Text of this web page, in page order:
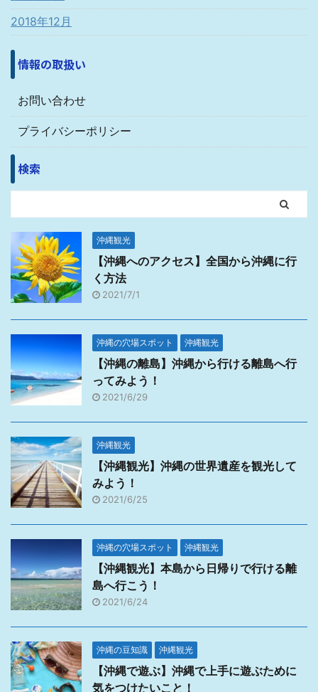
2018年12月
情報の取扱い
お問い合わせ
プライバシーポリシー
検索
沖縄観光
【沖縄へのアクセス】全国から沖縄に行
く方法
2021/7/1
沖縄の穴場スポット 沖縄観光
【沖縄の離島】沖縄から行ける離島へ行
ってみよう！
2021/6/29
沖縄観光
【沖縄観光】沖縄の世界遺産を観光して
みよう！
2021/6/25
沖縄の穴場スポット 沖縄観光
【沖縄観光】本島から日帰りで行ける離
島へ行こう！
2021/6/24
沖縄の豆知識 沖縄観光
【沖縄で遊ぶ】沖縄で上手に遊ぶために
気をつけたいこと！